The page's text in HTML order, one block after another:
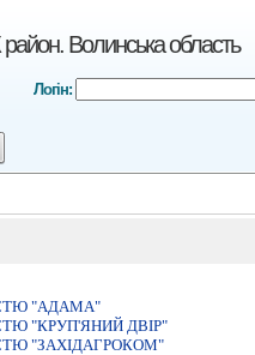
Волинська область
Логін:
"АДАМА"
"КРУП'ЯНИЙ ДВIР"
"ЗАХІДАГРОКОМ"